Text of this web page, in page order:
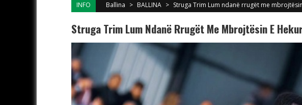
INFO Ballina > BALLINA > Struga Trim Lum ndanë rrugët me
Struga Trim Lum Ndanë Rrugët Me Mbrojtësin E